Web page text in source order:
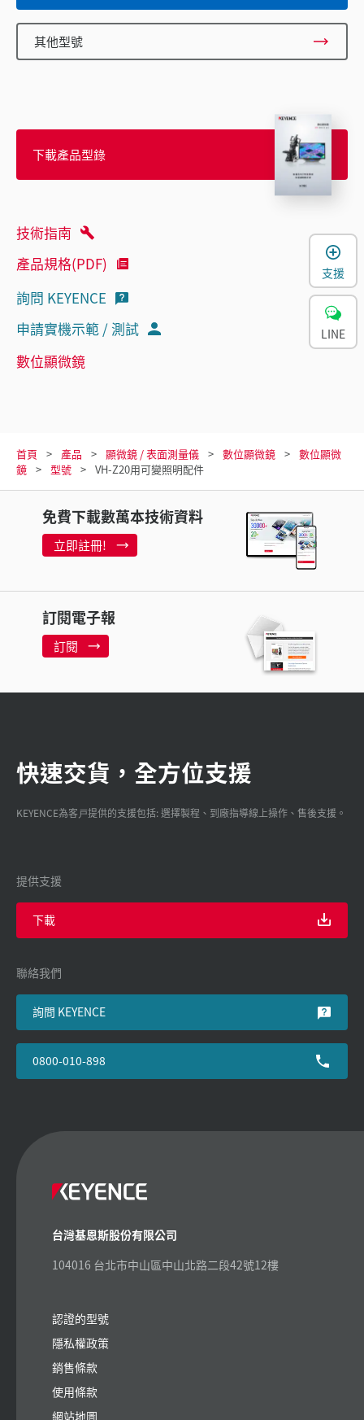
其他型號
下載產品型錄
技術指南
產品規格(PDF)
詢問 KEYENCE
申請實機示範 / 測試
數位顯微鏡
首頁 產品 顯微鏡 / 表面測量儀 數位顯微鏡
數位顯微
鏡
型號 VH-Z20用可變照明配件
免費下載數萬本技術資料
立即註冊!
訂閱電子報
訂閱
快速交貨，全方位支援
KEYENCE為客戸提供的支援包括: 選擇製程、到廠指導線上操作、售後支援。
提供支援
下載
聯絡我們
詢問 KEYENCE
0800-010-898
台灣基恩斯股份有限公司
104016 台北市中山區中山北路二段42號12樓
認證的型號
隱私權政策
銷售條款
使用條款
網站地圖
支援
LINE